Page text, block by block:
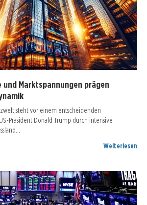
Marktspannungen prägen
steht vor einem entscheidenden
Präsident Donald Trump durch intensive
Weiterlesen